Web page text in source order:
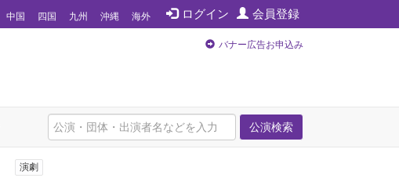
ログイン 会員登録
中国 四国 九州 沖縄 海外
バナー広告お申込み
公演検索
演劇